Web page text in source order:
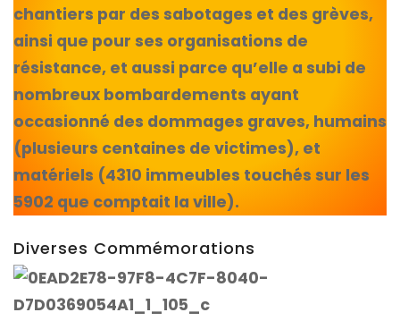
chantiers par des sabotages et des grèves,
ainsi que pour ses organisations de
résistance, et aussi parce qu’elle a subi de
nombreux bombardements ayant
occasionné des dommages graves, humains
(plusieurs centaines de victimes), et
matériels (4310 immeubles touchés sur les
5902 que comptait la ville).
Diverses Commémorations